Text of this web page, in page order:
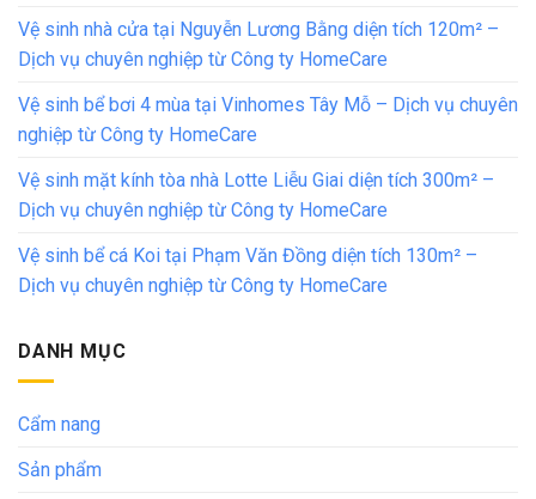
Vệ sinh nhà cửa tại Nguyễn Lương Bằng diện tích 120m² –
Dịch vụ chuyên nghiệp từ Công ty HomeCare
Vệ sinh bể bơi 4 mùa tại Vinhomes Tây Mỗ – Dịch vụ chuyên
nghiệp từ Công ty HomeCare
Vệ sinh mặt kính tòa nhà Lotte Liễu Giai diện tích 300m² –
Dịch vụ chuyên nghiệp từ Công ty HomeCare
Vệ sinh bể cá Koi tại Phạm Văn Đồng diện tích 130m² –
Dịch vụ chuyên nghiệp từ Công ty HomeCare
DANH MỤC
Cẩm nang
Sản phẩm